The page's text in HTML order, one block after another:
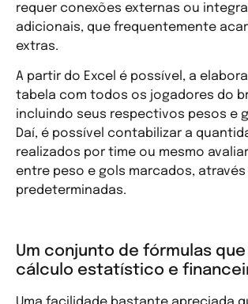
requer conexões externas ou
adicionais, que frequentemente
extras.
A partir do Excel é possível, a
tabela com todos os jogadores do
incluindo seus respectivos pesos e
Daí, é possível contabilizar a
realizados por time ou mesmo
entre peso e gols marcados,
predeterminadas.
Um conjunto de fórmulas
cálculo estatístico e